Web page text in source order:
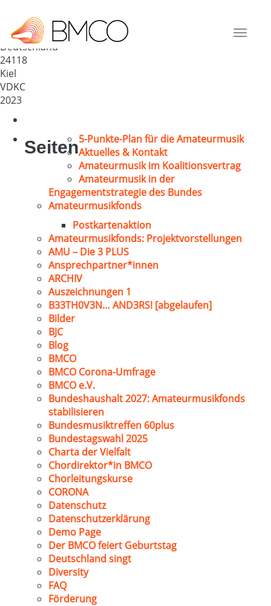
Toggle
e.V.
Deutschland
24118
Kiel
VDKC
2023
Seiten5-Punkte-Plan für die Amateurmusik
Aktuelles & Kontakt
Amateurmusik im Koalitionsvertrag
Amateurmusik in der
Engagementstrategie des Bundes
Amateurmusikfonds
Postkartenaktion
Amateurmusikfonds: Projektvorstellungen
AMU – Die 3 PLUS
Ansprechpartner*innen
ARCHIV
Auszeichnungen 1
B33TH0V3N… AND3RS! [abgelaufen]
Bilder
BJC
Blog
BMCO
BMCO Corona-Umfrage
BMCO e.V.
Bundeshaushalt 2027: Amateurmusikfonds
stabilisieren
Bundesmusiktreffen 60plus
Bundestagswahl 2025
Charta der Vielfalt
Chordirektor*in BMCO
Chorleitungskurse
CORONA
Datenschutz
Datenschutzerklärung
Demo Page
Der BMCO feiert Geburtstag
Deutschland singt
Diversity
FAQ
Förderung